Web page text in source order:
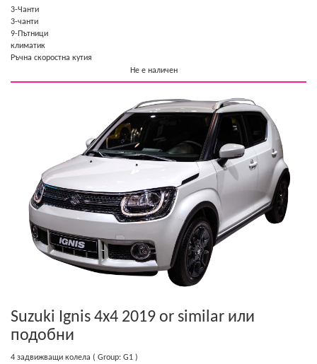
3-Чанти
3-чанти
9-Пътници
климатик
Ръчна скоростна кутия
Не е наличен
Suzuki Ignis 4x4 2019 or similar или
подобни
4 задвижващи колела ( Group: G1 )